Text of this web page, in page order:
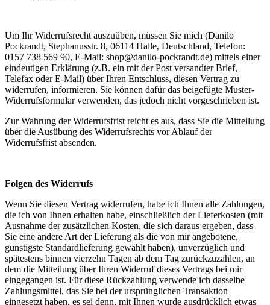
Um Ihr Widerrufsrecht auszuüben, müssen Sie mich (Danilo
Pockrandt, Stephanusstr. 8, 06114 Halle, Deutschland, Telefon:
0157 738 569 90, E-Mail: shop@danilo-pockrandt.de) mittels einer
eindeutigen Erklärung (z.B. ein mit der Post versandter Brief,
Telefax oder E-Mail) über Ihren Entschluss, diesen Vertrag zu
widerrufen, informieren. Sie können dafür das beigefügte Muster-
Widerrufsformular verwenden, das jedoch nicht vorgeschrieben ist.
Zur Wahrung der Widerrufsfrist reicht es aus, dass Sie die Mitteilung
über die Ausübung des Widerrufsrechts vor Ablauf der
Widerrufsfrist absenden.
Folgen des Widerrufs
Wenn Sie diesen Vertrag widerrufen, habe ich Ihnen alle Zahlungen,
die ich von Ihnen erhalten habe, einschließlich der Lieferkosten (mit
Ausnahme der zusätzlichen Kosten, die sich daraus ergeben, dass
Sie eine andere Art der Lieferung als die von mir angebotene,
günstigste Standardlieferung gewählt haben), unverzüglich und
spätestens binnen vierzehn Tagen ab dem Tag zurückzuzahlen, an
dem die Mitteilung über Ihren Widerruf dieses Vertrags bei mir
eingegangen ist. Für diese Rückzahlung verwende ich dasselbe
Zahlungsmittel, das Sie bei der ursprünglichen Transaktion
eingesetzt haben, es sei denn, mit Ihnen wurde ausdrücklich etwas